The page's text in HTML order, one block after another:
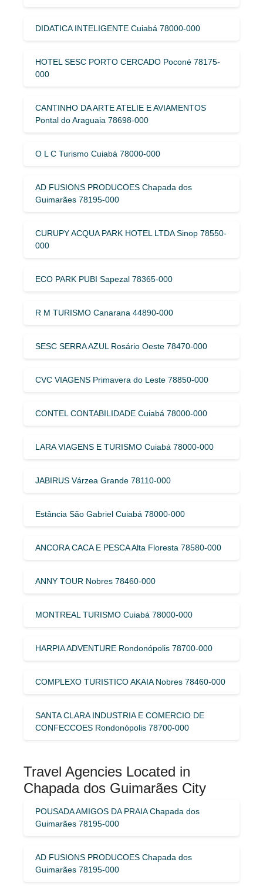
DIDATICA INTELIGENTE Cuiabá 78000-000
HOTEL SESC PORTO CERCADO Poconé 78175-
000
CANTINHO DA ARTE ATELIE E AVIAMENTOS
Pontal do Araguaia 78698-000
O L C Turismo Cuiabá 78000-000
AD FUSIONS PRODUCOES Chapada dos
Guimarães 78195-000
CURUPY ACQUA PARK HOTEL LTDA Sinop 78550-
000
ECO PARK PUBI Sapezal 78365-000
R M TURISMO Canarana 44890-000
SESC SERRA AZUL Rosário Oeste 78470-000
CVC VIAGENS Primavera do Leste 78850-000
CONTEL CONTABILIDADE Cuiabá 78000-000
LARA VIAGENS E TURISMO Cuiabá 78000-000
JABIRUS Várzea Grande 78110-000
Estância São Gabriel Cuiabá 78000-000
ANCORA CACA E PESCA Alta Floresta 78580-000
ANNY TOUR Nobres 78460-000
MONTREAL TURISMO Cuiabá 78000-000
HARPIA ADVENTURE Rondonópolis 78700-000
COMPLEXO TURISTICO AKAIA Nobres 78460-000
SANTA CLARA INDUSTRIA E COMERCIO DE
CONFECCOES Rondonópolis 78700-000
Travel Agencies Located in
Chapada dos Guimarães City
POUSADA AMIGOS DA PRAIA Chapada dos
Guimarães 78195-000
AD FUSIONS PRODUCOES Chapada dos
Guimarães 78195-000